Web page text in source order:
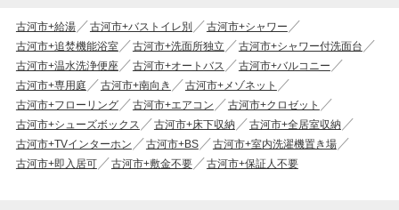
古河市+給湯 古河市+バストイレ別
古河市+シャワー
古河市+追焚機能浴室
古河市+洗面所独立
古河市+シャワー付洗面台
古河市+温水洗浄便座
古河市+オートバス
古河市+バルコニー
古河市+専用庭
古河市+南向き
古河市+メゾネット
古河市+フローリング
古河市+エアコン
古河市+クロゼット
古河市+シューズボックス
古河市+床下収納
古河市+全居室収納
古河市+TVインターホン
古河市+BS
古河市+室内洗濯機置き場
古河市+即入居可
古河市+敷金不要 古河市+保証人不要